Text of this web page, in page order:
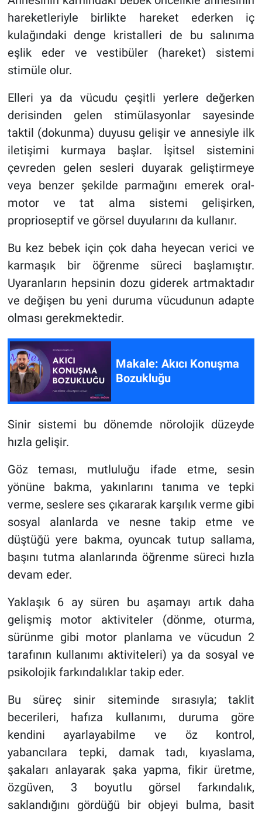
hareketleriyle birlikte hareket ederken iç
kulağındaki denge kristalleri de bu salınıma
eşlik eder ve vestibüler (hareket) sistemi
stimüle olur.
Elleri ya da vücudu çeşitli yerlere değerken
derisinden gelen stimülasyonlar sayesinde
taktil (dokunma) duyusu gelişir ve annesiyle ilk
iletişimi kurmaya başlar. İşitsel sistemini
çevreden gelen sesleri duyarak geliştirmeye
veya benzer şekilde parmağını emerek oral-
motor ve tat alma sistemi gelişirken,
proprioseptif ve görsel duyularını da kullanır.
Bu kez bebek için çok daha heyecan verici ve
karmaşık bir öğrenme süreci başlamıştır.
Uyaranların hepsinin dozu giderek artmaktadır
ve değişen bu yeni duruma vücudunun adapte
olması gerekmektedir.
Makale: Akıcı Konuşma
Bozukluğu
Sinir sistemi bu dönemde nörolojik düzeyde
hızla gelişir.
Göz teması, mutluluğu ifade etme, sesin
yönüne bakma, yakınlarını tanıma ve tepki
verme, seslere ses çıkararak karşılık verme gibi
sosyal alanlarda ve nesne takip etme ve
düştüğü yere bakma, oyuncak tutup sallama,
başını tutma alanlarında öğrenme süreci hızla
devam eder.
Yaklaşık 6 ay süren bu aşamayı artık daha
gelişmiş motor aktiviteler (dönme, oturma,
sürünme gibi motor planlama ve vücudun 2
tarafının kullanımı aktiviteleri) ya da sosyal ve
psikolojik farkındalıklar takip eder.
Bu süreç sinir siteminde sırasıyla; taklit
becerileri, hafıza kullanımı, duruma göre
kendini ayarlayabilme ve öz kontrol,
yabancılara tepki, damak tadı, kıyaslama,
şakaları anlayarak şaka yapma, fikir üretme,
özgüven, 3 boyutlu görsel farkındalık,
saklandığını gördüğü bir objeyi bulma, basit